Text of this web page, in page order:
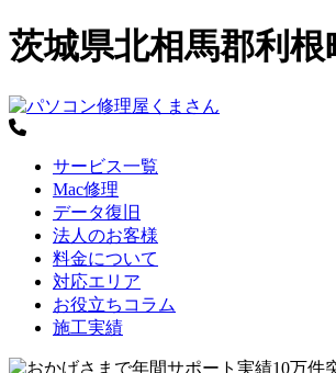
茨城県北相馬郡利
サービス一覧
Mac修理
データ復旧
法人のお客様
料金について
対応エリア
お役立ちコラム
施工実績